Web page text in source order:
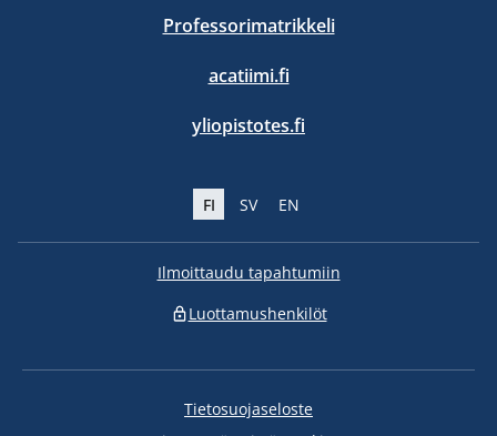
Professorimatrikkeli
acatiimi.fi
yliopistotes.fi
FI SV EN
Ilmoittaudu tapahtumiin
Luottamushenkilöt
Tietosuojaseloste